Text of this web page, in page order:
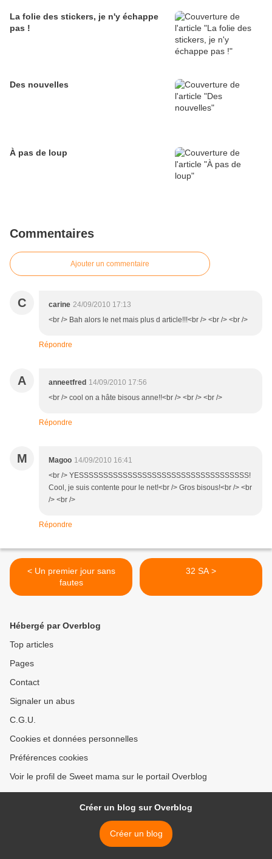
La folie des stickers, je n'y échappe
pas !
Des nouvelles
À pas de loup
Commentaires
Ajouter un commentaire
C carine 24/09/2010 17:13
<br /> Bah alors le net mais plus d article!!!<br /> <br /> <br />
Répondre
A anneetfred 14/09/2010 17:56
<br /> cool on a hâte bisous anne!!<br /> <br /> <br />
Répondre
M Magoo 14/09/2010 16:41
<br /> YESSSSSSSSSSSSSSSSSSSSSSSSSSSSSSSSSSS!
Cool, je suis contente pour le net!<br /> Gros bisous!<br /> <br
/> <br />
Répondre
< Un premier jour sans
fautes
32 SA >
Hébergé par Overblog
Top articles
Pages
Contact
Signaler un abus
C.G.U.
Cookies et données personnelles
Préférences cookies
Voir le profil de Sweet mama sur le portail Overblog
Créer un blog sur Overblog
Créer un blog